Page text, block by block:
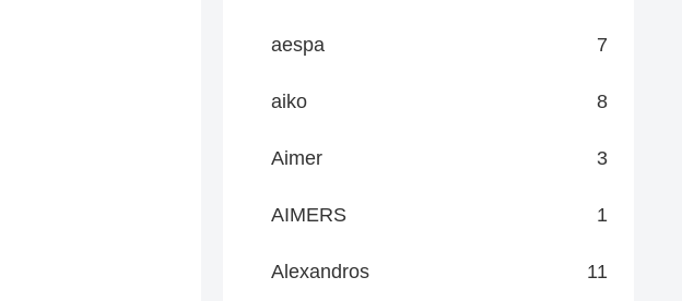
aespa 7
aiko 8
Aimer 3
AIMERS 1
Alexandros 11